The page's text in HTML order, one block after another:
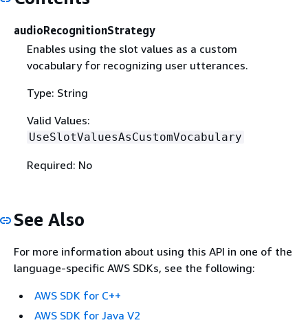
audioRecognitionStrategy
Enables using the slot values as a custom
vocabulary for recognizing user utterances.
Type: String
Valid Values:
UseSlotValuesAsCustomVocabulary
Required: No
See Also
For more information about using this API in one of the
language-specific AWS SDKs, see the following:
AWS SDK for C++
AWS SDK for Java V2